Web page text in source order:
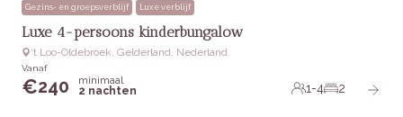
Gezins- en groepsverblijf Luxe verblijf
Luxe 4-persoons kinderbungalow
‘t Loo-Oldebroek, Gelderland, Nederland
Vanaf
€240
minimaal
2 nachten
1-4 2